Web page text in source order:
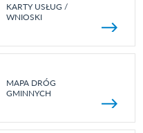
KARTY USŁUG /
WNIOSKI
MAPA DRÓG
GMINNYCH